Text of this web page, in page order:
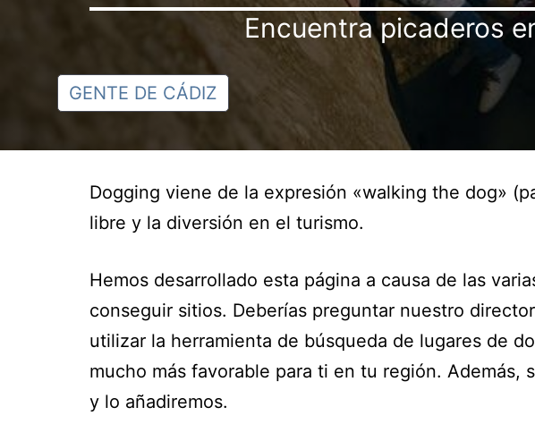
Encuentra picaderos
GENTE DE CÁDIZ
Dogging viene de la expresión «walking the dog»
libre y la diversión en el turismo.
Hemos desarrollado esta página a causa de las
conseguir sitios. Deberías preguntar nuestro
utilizar la herramienta de búsqueda de lugares de
mucho más favorable para ti en tu región.
y lo añadiremos.